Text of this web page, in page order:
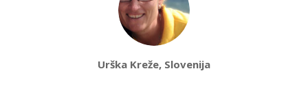
Urška Kreže, Slovenija